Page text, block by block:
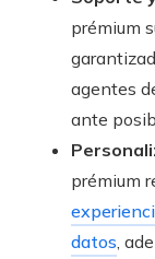
prémium
agentes
ante
prémium
datos,